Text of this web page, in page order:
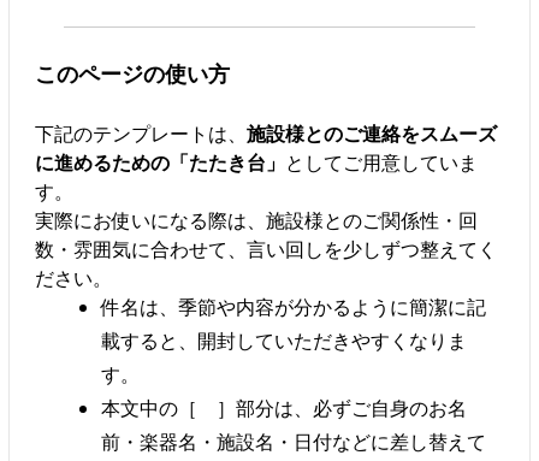
このページの使い方
下記のテンプレートは、 施設様とのご連絡をスムーズ
に進めるための「たたき台」 としてご用意していま
す。
実際にお使いになる際は、施設様とのご関係性・回
数・雰囲気に合わせて、言い回しを少しずつ整えてく
ださい。
件名は、季節や内容が分かるように簡潔に記
載すると、開封していただきやすくなりま
す。
本文中の［ ］部分は、必ずご自身のお名
前・楽器名・施設名・日付などに差し替えて